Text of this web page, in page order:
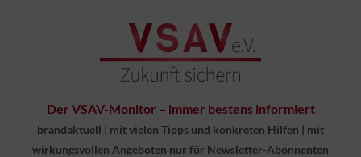
Der VSAV-Monitor – immer bestens informiert
brandaktuell | mit vielen Tipps und konkreten Hilfen | mit
wirkungsvollen Angeboten nur für Newsletter-Abonnenten